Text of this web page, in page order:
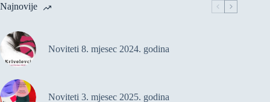
Najnovije
Noviteti 8. mjesec 2024. godina
Noviteti 3. mjesec 2025. godina